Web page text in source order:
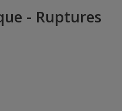
- Ruptures